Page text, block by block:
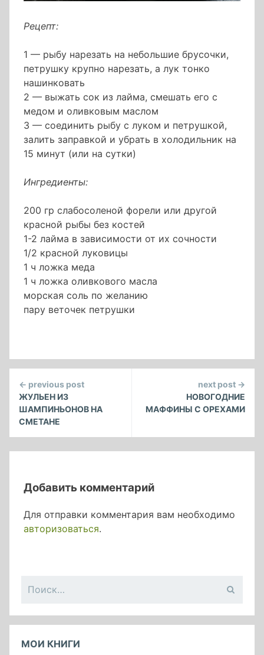
Рецепт:
1 — рыбу нарезать на небольшие брусочки,
петрушку крупно нарезать, а лук тонко
нашинковать
2 — выжать сок из лайма, смешать его с
медом и оливковым маслом
3 — соединить рыбу с луком и петрушкой,
залить заправкой и убрать в холодильник на
15 минут (или на сутки)
Ингредиенты:
200 гр слабосоленой форели или другой
красной рыбы без костей
1-2 лайма в зависимости от их сочности
1/2 красной луковицы
1 ч ложка меда
1 ч ложка оливкового масла
морская соль по желанию
пару веточек петрушки
Continue
Reading
← previous post
ЖУЛЬЕН ИЗ
ШАМПИНЬОНОВ НА
СМЕТАНЕ
next post →
НОВОГОДНИЕ
МАФФИНЫ С ОРЕХАМИ
Добавить комментарий
Для отправки комментария вам необходимо
авторизоваться.
МОИ КНИГИ